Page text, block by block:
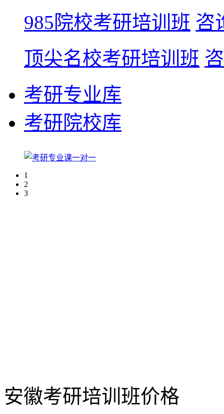
985院校考研培训班 咨
顶尖名校考研培训班
考研专业库
考研院校库
1
2
3
安徽考研培训班价格